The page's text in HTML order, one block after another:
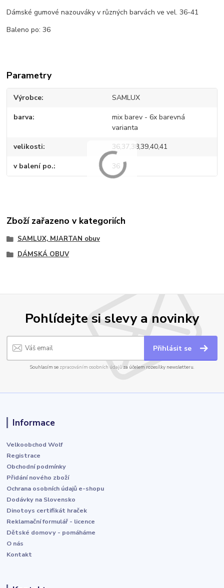
Dámské gumové nazouváky v různých barvách ve vel. 36-41
Baleno po: 36
Parametry
Výrobce SAMLUX
barva
mix barev - 6x barevná
varianta
velikosti 36,37,38,39,40,41
v balení po. 36
Zboží zařazeno v kategoriích
SAMLUX, MJARTAN obuv
DÁMSKÁ OBUV
Pohlídejte si slevy a novinky
Přihlásit se
Souhlasím se zpracováním osobních údajůza účelem rozesílky newsletteru.
Informace
Velkoobchod Wolf
Registrace
Obchodní podmínky
Přidání nového zboží
Ochrana osobních údajů e-shopu
Dodávky na Slovensko
Dinotoys certifikát hraček
Reklamační formulář - licence
Dětské domovy - pomáháme
O nás
Kontakt